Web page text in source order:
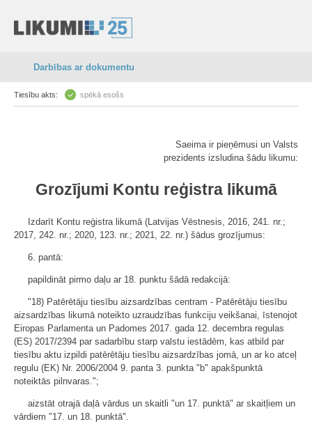
Darbības ar dokumentu
Tiesību akts: spēkā esošs
Saeima ir pieņēmusi un Valsts
prezidents izsludina šādu likumu:
Grozījumi Kontu reģistra likumā
Izdarīt Kontu reģistra likumā (Latvijas Vēstnesis, 2016, 241. nr.;
2017, 242. nr.; 2020, 123. nr.; 2021, 22. nr.) šādus grozījumus:
6. pantā:
papildināt pirmo daļu ar 18. punktu šādā redakcijā:
"18) Patērētāju tiesību aizsardzības centram - Patērētāju tiesību
aizsardzības likumā noteikto uzraudzības funkciju veikšanai, īstenojot
Eiropas Parlamenta un Padomes 2017. gada 12. decembra regulas
(ES) 2017/2394 par sadarbību starp valstu iestādēm, kas atbild par
tiesību aktu izpildi patērētāju tiesību aizsardzības jomā, un ar ko atceļ
regulu (EK) Nr. 2006/2004 9. panta 3. punkta "b" apakšpunktā
noteiktās pilnvaras.";
aizstāt otrajā daļā vārdus un skaitli "un 17. punktā" ar skaitļiem un
vārdiem "17. un 18. punktā".